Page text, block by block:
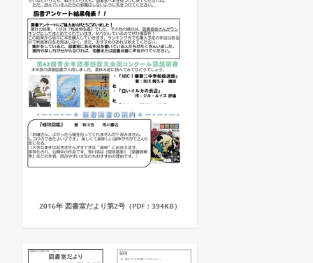
2016年 図書室だより第2号（PDF：394KB）